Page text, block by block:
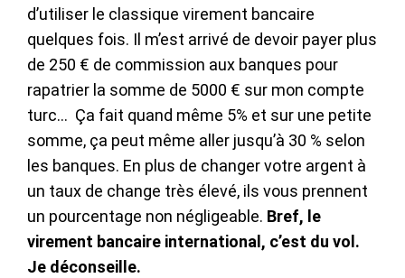
d’utiliser le classique virement bancaire
quelques fois. Il m’est arrivé de devoir payer plus
de 250 € de commission aux banques pour
rapatrier la somme de 5000 € sur mon compte
turc… Ça fait quand même 5% et sur une petite
somme, ça peut même aller jusqu’à 30 % selon
les banques. En plus de changer votre argent à
un taux de change très élevé, ils vous prennent
un pourcentage non négligeable. Bref, le
virement bancaire international, c’est du vol.
Je déconseille.